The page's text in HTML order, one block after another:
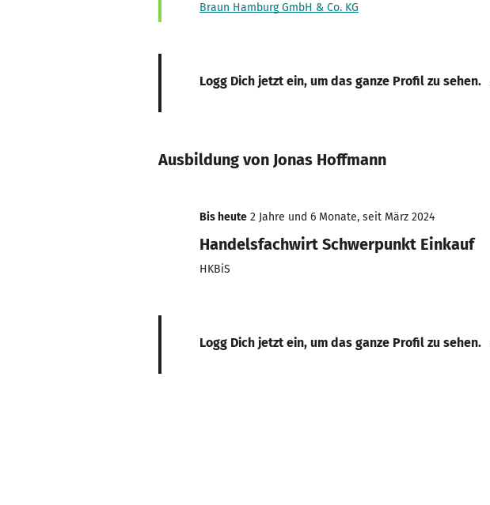
Braun Hamburg GmbH & Co. KG
Logg Dich jetzt ein, um das ganze Profil zu sehen.
Ausbildung von Jonas Hoffmann
Bis heute 2 Jahre und 6 Monate, seit März 2024
Handelsfachwirt Schwerpunkt Einkauf
HKBiS
Logg Dich jetzt ein, um das ganze Profil zu sehen.